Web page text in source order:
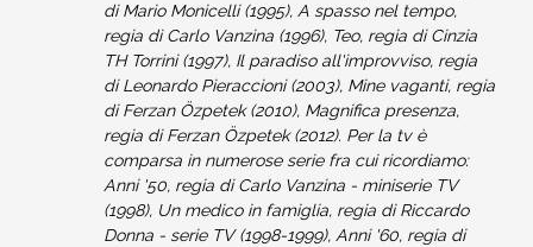
di Mario Monicelli (1995), A spasso nel tempo,
regia di Carlo Vanzina (1996), Teo, regia di Cinzia
TH Torrini (1997), Il paradiso all'improvviso, regia
di Leonardo Pieraccioni (2003), Mine vaganti, regia
di Ferzan Özpetek (2010), Magnifica presenza,
regia di Ferzan Özpetek (2012). Per la tv è
comparsa in numerose serie fra cui ricordiamo:
Anni '50, regia di Carlo Vanzina - miniserie TV
(1998), Un medico in famiglia, regia di Riccardo
Donna - serie TV (1998-1999), Anni '60, regia di